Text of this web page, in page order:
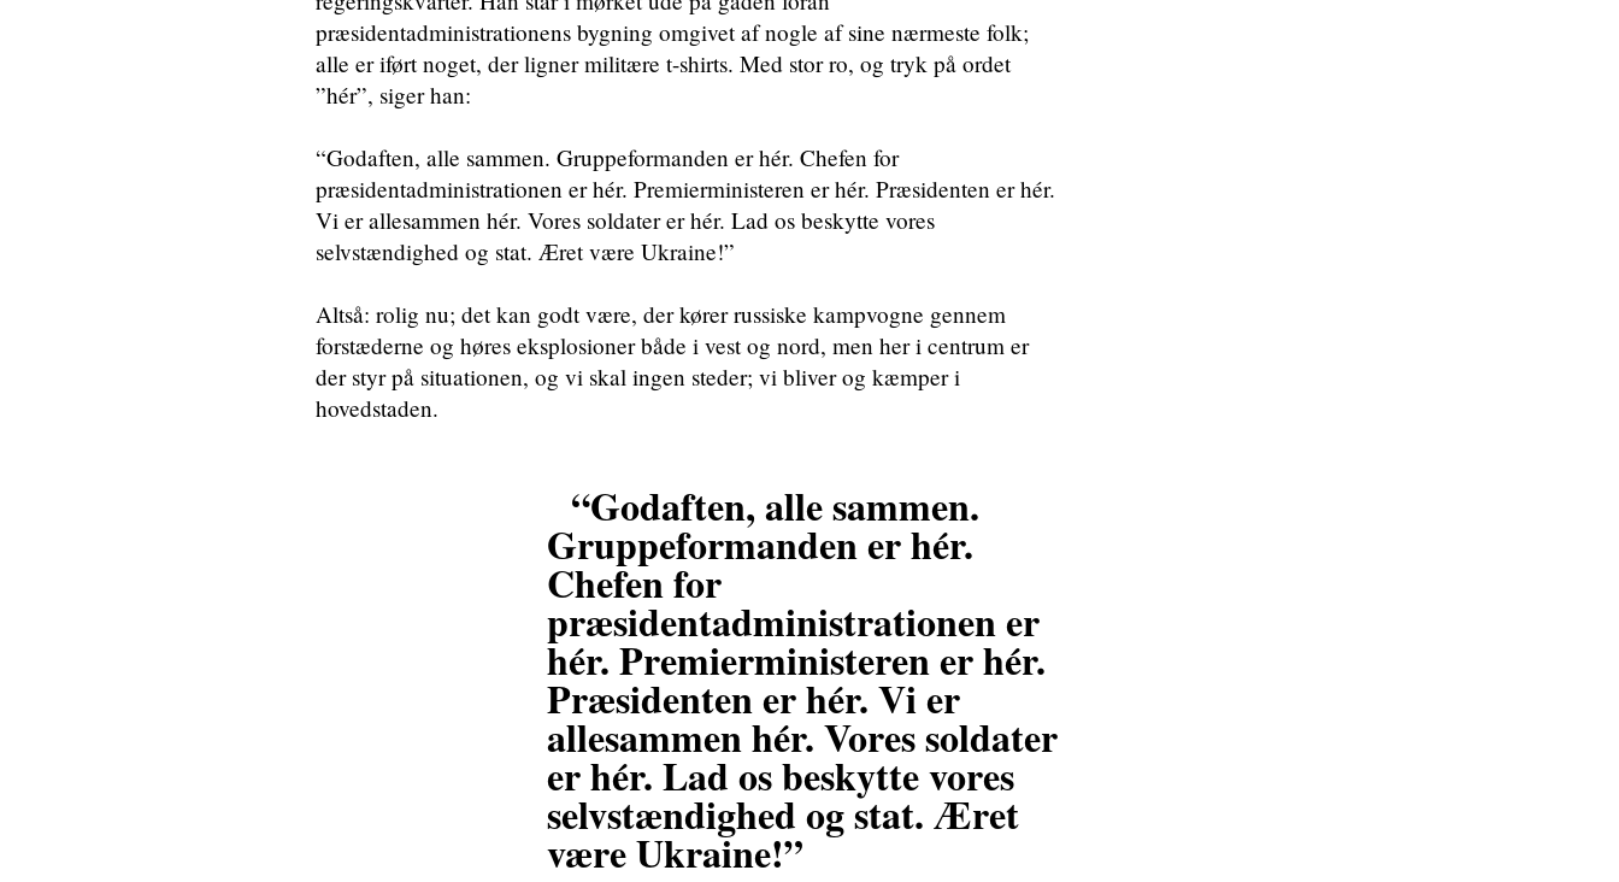
præsidentadministrationens bygning omgivet af nogle af sine nærmeste folk;
alle er iført noget, der ligner militære t-shirts. Med stor ro, og tryk på ordet
”hér”, siger han:
“Godaften, alle sammen. Gruppeformanden er hér. Chefen for
præsidentadministrationen er hér. Premierministeren er hér. Præsidenten er hér.
Vi er allesammen hér. Vores soldater er hér. Lad os beskytte vores
selvstændighed og stat. Æret være Ukraine!”
Altså: rolig nu; det kan godt være, der kører russiske kampvogne gennem
forstæderne og høres eksplosioner både i vest og nord, men her i centrum er
der styr på situationen, og vi skal ingen steder; vi bliver og kæmper i
hovedstaden.
“Godaften, alle sammen.
Gruppeformanden er hér.
Chefen for
præsidentadministrationen er
hér. Premierministeren er hér.
Præsidenten er hér. Vi er
allesammen hér. Vores soldater
er hér. Lad os beskytte vores
selvstændighed og stat. Æret
være Ukraine!”